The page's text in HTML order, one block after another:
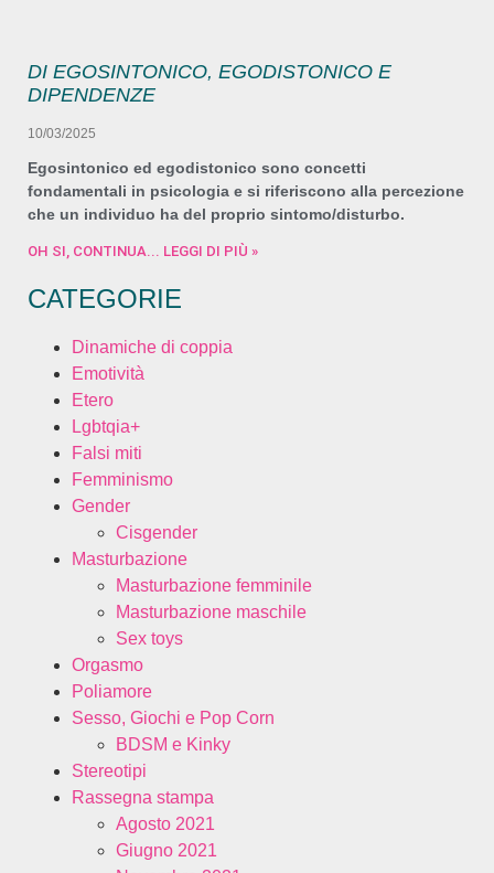
DI EGOSINTONICO, EGODISTONICO E
DIPENDENZE
10/03/2025
Egosintonico ed egodistonico sono concetti
fondamentali in psicologia e si riferiscono alla percezione
che un individuo ha del proprio sintomo/disturbo.
OH SI, CONTINUA... LEGGI DI PIÙ »
CATEGORIE
Dinamiche di coppia
Emotività
Etero
Lgbtqia+
Falsi miti
Femminismo
Gender
Cisgender
Masturbazione
Masturbazione femminile
Masturbazione maschile
Sex toys
Orgasmo
Poliamore
Sesso, Giochi e Pop Corn
BDSM e Kinky
Stereotipi
Rassegna stampa
Agosto 2021
Giugno 2021